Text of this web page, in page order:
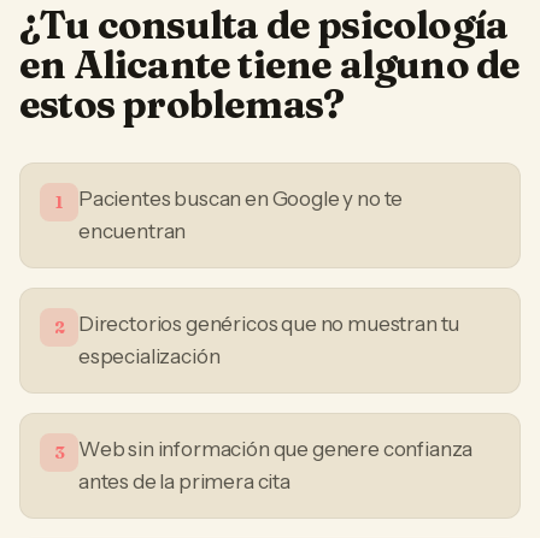
¿Tu consulta de psicología
en Alicantetiene alguno de
estos problemas?
1
Pacientes buscan en Google y no te
encuentran
2
Directorios genéricos que no muestran tu
especialización
3
Web sin información que genere confianza
antes de la primera cita